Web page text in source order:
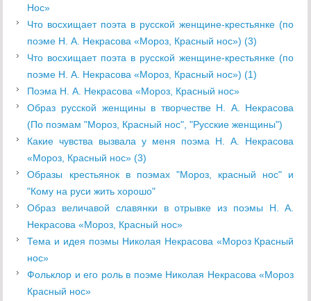
Нос»
Что восхищает поэта в русской женщине-крестьянке (по
поэме Н. А. Некрасова «Мороз, Красный нос») (3)
Что восхищает поэта в русской женщине-крестьянке (по
поэме Н. А. Некрасова «Мороз, Красный нос») (1)
Поэма Н. А. Некрасова «Мороз, Красный нос»
Образ русской женщины в творчестве Н. А. Некрасова
(По поэмам "Мороз, Красный нос", "Русские женщины")
Какие чувства вызвала у меня поэма Н. А. Некрасова
«Мороз, Красный нос» (3)
Образы крестьянок в поэмах "Мороз, красный нос" и
"Кому на руси жить хорошо"
Образ величавой славянки в отрывке из поэмы Н. А.
Некрасова «Мороз, Красный нос»
Тема и идея поэмы Николая Некрасова «Мороз Красный
нос»
Фольклор и его роль в поэме Николая Некрасова «Мороз
Красный нос»